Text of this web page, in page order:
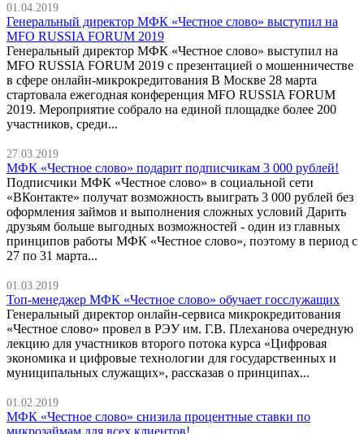
01.04.2019
Генеральный директор МФК «Честное слово» выступил на
MFO RUSSIA FORUM 2019
Генеральный директор МФК «Честное слово» выступил на
MFO RUSSIA FORUM 2019 с презентацией о мошенничестве
в сфере онлайн-микрокредитования В Москве 28 марта
стартовала ежегодная конференция MFO RUSSIA FORUM
2019. Мероприятие собрало на единой площадке более 200
участников, среди...
27.03.2019
МФК «Честное слово» подарит подписчикам 3 000 рублей!
Подписчики МФК «Честное слово» в социальной сети
«ВКонтакте» получат возможность выиграть 3 000 рублей без
оформления займов и выполнения сложных условий Дарить
друзьям больше выгодных возможностей - один из главных
принципов работы МФК «Честное слово», поэтому в период с
27 по 31 марта...
01.03.2019
Топ-менеджер МФК «Честное слово» обучает госслужащих
Генеральный директор онлайн-сервиса микрокредитования
«Честное слово» провел в РЭУ им. Г.В. Плеханова очередную
лекцию для участников второго потока курса «Цифровая
экономика и цифровые технологии для государственных и
муниципальных служащих», рассказав о принципах...
01.02.2019
МФК «Честное слово» снизила процентные ставки по
микрозаймам для всех клиентов!